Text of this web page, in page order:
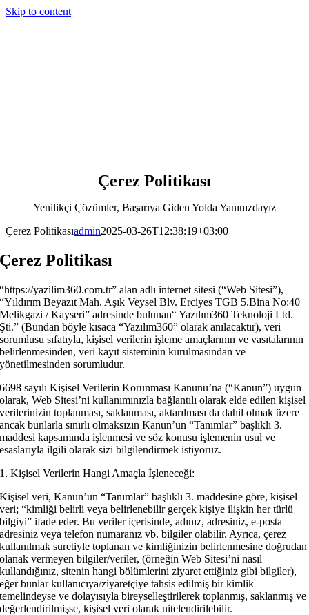
Skip to content
Çerez Politikası
Yenilikçi Çözümler, Başarıya Giden Yolda Yanınızdayız
Çerez Politikasıadmin2025-03-26T12:38:19+03:00
Çerez Politikası
“https://yazilim360.com.tr” alan adlı internet sitesi (“Web Sitesi”),
“Yıldırım Beyazıt Mah. Aşık Veysel Blv. Erciyes TGB 5.Bina No:40
Melikgazi / Kayseri” adresinde bulunan“ Yazılım360 Teknoloji Ltd.
Şti.” (Bundan böyle kısaca “Yazılım360” olarak anılacaktır), veri
sorumlusu sıfatıyla, kişisel verilerin işleme amaçlarının ve vasıtalarının
belirlenmesinden, veri kayıt sisteminin kurulmasından ve
yönetilmesinden sorumludur.
6698 sayılı Kişisel Verilerin Korunması Kanunu’na (“Kanun”) uygun
olarak, Web Sitesi’ni kullanımınızla bağlantılı olarak elde edilen kişisel
verilerinizin toplanması, saklanması, aktarılması da dahil olmak üzere
ancak bunlarla sınırlı olmaksızın Kanun’un “Tanımlar” başlıklı 3.
maddesi kapsamında işlenmesi ve söz konusu işlemenin usul ve
esaslarıyla ilgili olarak sizi bilgilendirmek istiyoruz.
1. Kişisel Verilerin Hangi Amaçla İşleneceği:
Kişisel veri, Kanun’un “Tanımlar” başlıklı 3. maddesine göre, kişisel
veri; “kimliği belirli veya belirlenebilir gerçek kişiye ilişkin her türlü
bilgiyi” ifade eder. Bu veriler içerisinde, adınız, adresiniz, e-posta
adresiniz veya telefon numaranız vb. bilgiler olabilir. Ayrıca, çerez
kullanılmak suretiyle toplanan ve kimliğinizin belirlenmesine doğrudan
olanak vermeyen bilgiler/veriler, (örneğin Web Sitesi’ni nasıl
kullandığınız, sitenin hangi bölümlerini ziyaret ettiğiniz gibi bilgiler),
eğer bunlar kullanıcıya/ziyaretçiye tahsis edilmiş bir kimlik
temelindeyse ve dolayısıyla bireyselleştirilerek toplanmış, saklanmış ve
değerlendirilmişse, kişisel veri olarak nitelendirilebilir.